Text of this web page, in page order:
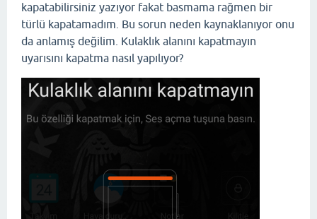
kapatabilirsiniz yazıyor fakat basmama rağmen bir
türlü kapatamadım. Bu sorun neden kaynaklanıyor onu
da anlamış değilim. Kulaklık alanını kapatmayın
uyarısını kapatma nasıl yapılıyor?